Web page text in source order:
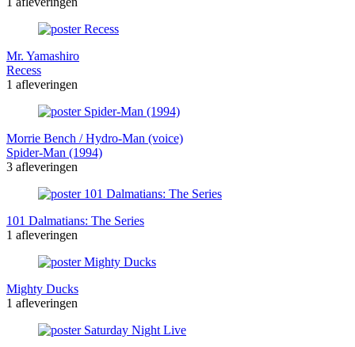
Mr. Yamashiro
Recess
1 afleveringen
Morrie Bench / Hydro-Man (voice)
Spider-Man (1994)
3 afleveringen
101 Dalmatians: The Series
1 afleveringen
Mighty Ducks
1 afleveringen